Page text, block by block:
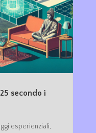
secondo i
esperienziali,